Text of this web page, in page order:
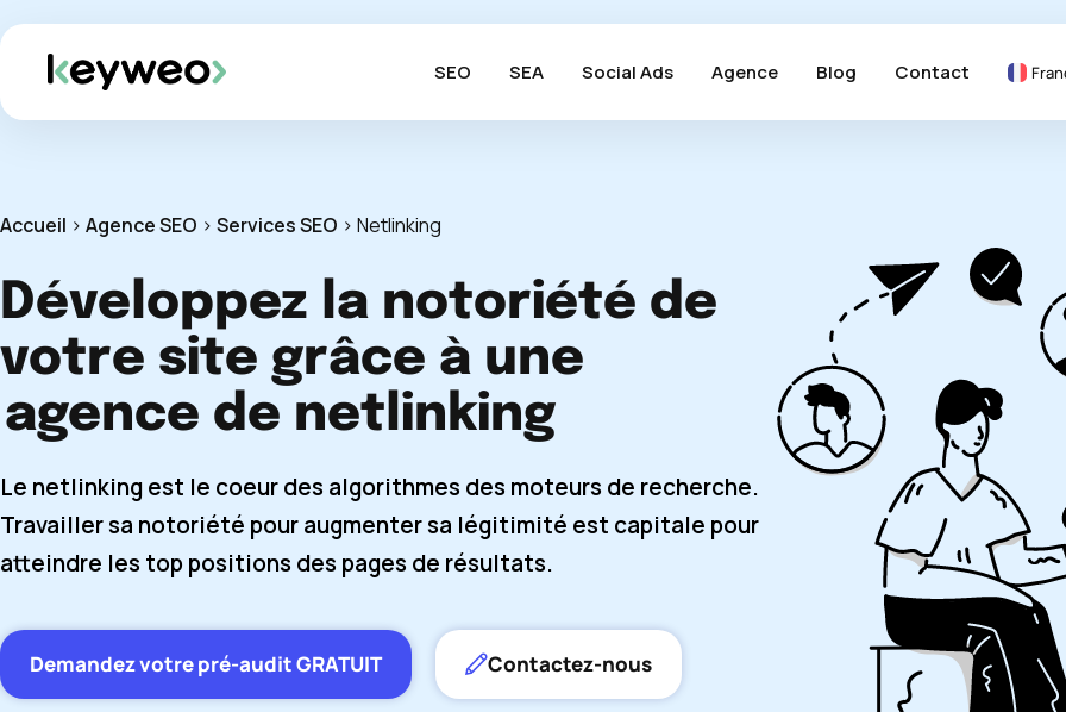
SEO SEA Social Ads Agence Blog Contact
Accueil > Agence SEO > Services SEO > Netlinking
Développez la notoriété de
votre site grâce à une
agence de netlinking
Le netlinking est le coeur des algorithmes des moteurs de recherche.
Travailler sa notoriété pour augmenter sa légitimité est capitale pour
atteindre les top positions des pages de résultats.
Demandez votre pré-audit GRATUIT Contactez-nous